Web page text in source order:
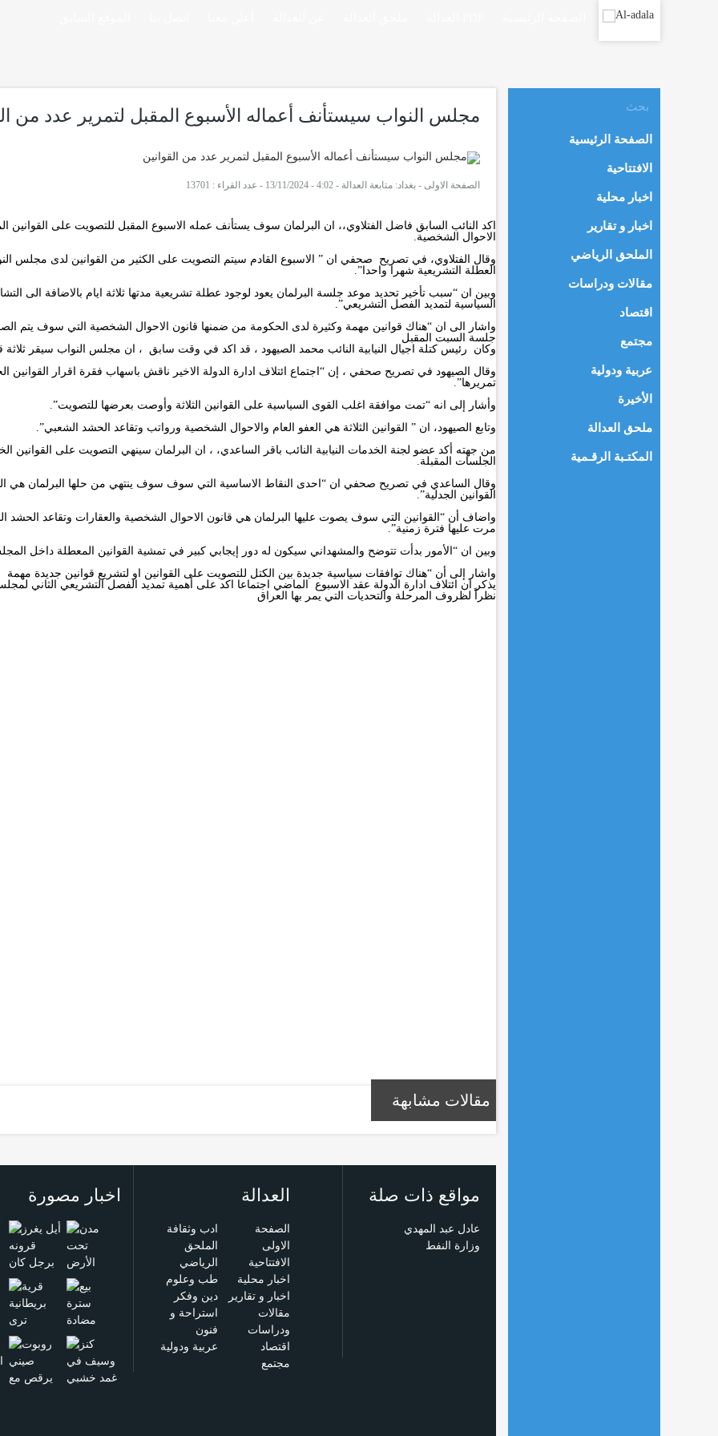
مجلس النواب سيستأنف أعماله الأسبوع المقبل لتمرير عدد من
الصفحة الاولى - بغداد: متابعة العدالة - 4:02 - 13/11/2024 - عدد القراء : 13701
اكد النائب السابق فاضل الفتلاوي،، ان البرلمان سوف يستأنف عمله الاسبوع المقبل للتصويت على القوانين
الاحوال الشخصية.
وقال الفتلاوي، في تصريح صحفي ان ” الاسبوع القادم سيتم التصويت على الكثير من القوانين لدى مجلس
العطلة التشريعية شهرا واحدا”.
وبين ان “سبب تأخير تحديد موعد جلسة البرلمان يعود لوجود عطلة تشريعية مدتها ثلاثة ايام بالاضافة الى
السياسية لتمديد الفصل التشريعي”.
واشار الى ان “هناك قوانين مهمة وكثيرة لدى الحكومة من ضمنها قانون الاحوال الشخصية التي سوف يتم
جلسة السبت المقبل
وكان رئيس كتلة اجيال النيابية النائب محمد الصيهود ، قد اكد في وقت سابق ، ان مجلس النواب سيقر ثلاثة
وقال الصيهود في تصريح صحفي ، إن “اجتماع ائتلاف ادارة الدولة الاخير ناقش باسهاب فقرة اقرار القوانين
تمريرها”.
وأشار إلى انه “تمت موافقة اغلب القوى السياسية على القوانين الثلاثة وأوصت بعرضها للتصويت”.
وتابع الصيهود، ان ” القوانين الثلاثة هي العفو العام والاحوال الشخصية ورواتب وتقاعد الحشد الشعبي”.
من جهته أكد عضو لجنة الخدمات النيابية النائب باقر الساعدي، ، ان البرلمان سينهي التصويت على القوانين
الجلسات المقبلة.
وقال الساعدي في تصريح صحفي ان “احدى النقاط الاساسية التي سوف سوف ينتهي من حلها البرلمان هي
القوانين الجدلية”.
واضاف أن “القوانين التي سوف يصوت عليها البرلمان هي قانون الاحوال الشخصية والعقارات وتقاعد الحشد
مرت عليها فترة زمنية”.
وبين ان “الأمور بدأت تتوضح والمشهداني سيكون له دور إيجابي كبير في تمشية القوانين المعطلة داخل
واشار إلى أن “هناك توافقات سياسية جديدة بين الكتل للتصويت على القوانين او لتشريع قوانين جديدة مهمة
يذكر ان ائتلاف ادارة الدولة عقد الاسبوع الماضي اجتماعا اكد على أهمية تمديد الفصل التشريعي الثاني
نظراً لظروف المرحلة والتحديات التي يمر بها العراق
مقالات مشابهة
مواقع ذات صلة
عادل عبد المهدي
وزارة النفط
العدالة
الصفحة
الاولى
الافتتاحية
اخبار محلية
اخبار و تقارير
مقالات
ودراسات
اقتصاد
مجتمع
ادب وثقافة
الملحق
الرياضي
طب وعلوم
دين وفكر
استراحة و
فنون
عربية ودولية
اخبار مصورة
الصفحة الرئيسية
الافتتاحية
اخبار محلية
اخبار و تقارير
الملحق الرياضي
مقالات ودراسات
اقتصاد
مجتمع
عربية ودولية
الأخيرة
ملحق العدالة
المكتـبة الرقـمية